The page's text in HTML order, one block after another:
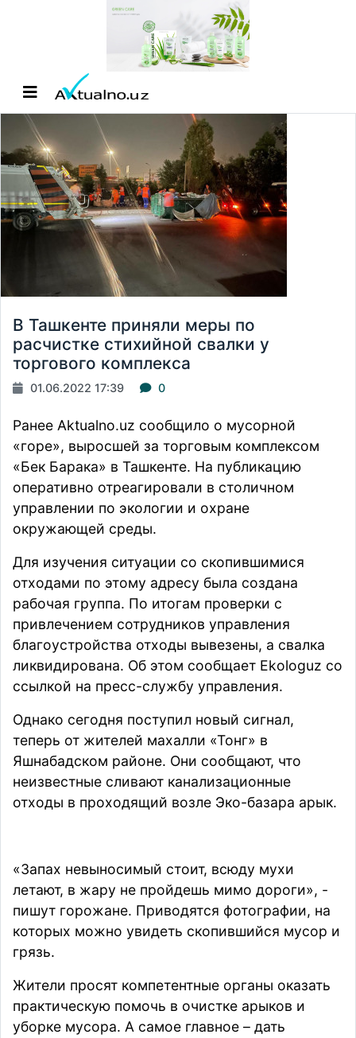
В Ташкенте приняли меры по
расчистке стихийной свалки у
торгового комплекса
01.06.2022 17:39 0
Ранее Aktualno.uz сообщило о мусорной
«горе», выросшей за торговым комплексом
«Бек Барака» в Ташкенте. На публикацию
оперативно отреагировали в столичном
управлении по экологии и охране
окружающей среды.
Для изучения ситуации со скопившимися
отходами по этому адресу была создана
рабочая группа. По итогам проверки с
привлечением сотрудников управления
благоустройства отходы вывезены, а свалка
ликвидирована. Об этом сообщает Ekologuz со
ссылкой на пресс-службу управления.
Однако сегодня поступил новый сигнал,
теперь от жителей махалли «Тонг» в
Яшнабадском районе. Они сообщают, что
неизвестные сливают канализационные
отходы в проходящий возле Эко-базара арык.
«Запах невыносимый стоит, всюду мухи
летают, в жару не пройдешь мимо дороги», -
пишут горожане. Приводятся фотографии, на
которых можно увидеть скопившийся мусор и
грязь.
Жители просят компетентные органы оказать
практическую помочь в очистке арыков и
уборке мусора. А самое главное – дать